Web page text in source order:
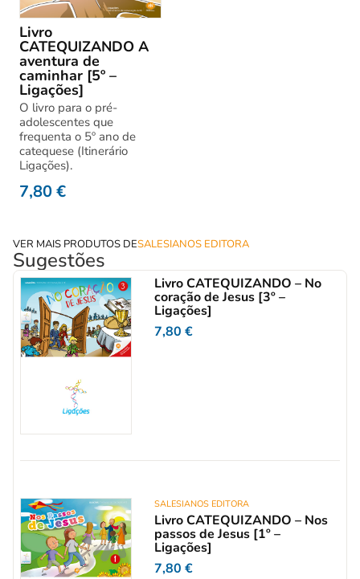
Livro
CATEQUIZANDO A
aventura de
caminhar [5º –
Ligações]
O livro para o pré-
adolescentes que
frequenta o 5º ano de
catequese (Itinerário
Ligações).
7,80€
VER MAIS PRODUTOS DESALESIANOS EDITORA
Sugestões
Livro CATEQUIZANDO – No
coração de Jesus [3º –
Ligações]
7,80€
SALESIANOS EDITORA
Livro CATEQUIZANDO – Nos
passos de Jesus [1º –
Ligações]
7,80€